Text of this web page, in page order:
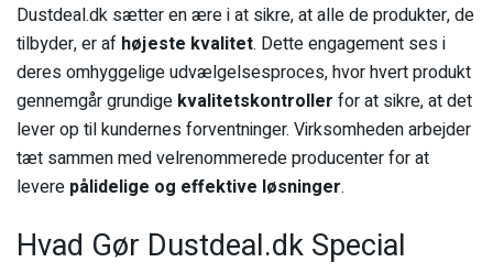
Dustdeal.dk sætter en ære i at sikre, at alle de produkter, de
tilbyder, er af højeste kvalitet. Dette engagement ses i
deres omhyggelige udvælgelsesproces, hvor hvert produkt
gennemgår grundige kvalitetskontroller for at sikre, at det
lever op til kundernes forventninger. Virksomheden arbejder
tæt sammen med velrenommerede producenter for at
levere pålidelige og effektive løsninger.
Hvad Gør Dustdeal.dk Special